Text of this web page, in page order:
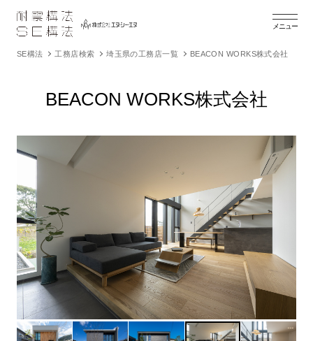
メニュー
SE構法 工務店検索 埼玉県の工務店一覧 BEACON WORKS株式会社
BEACON WORKS株式会社